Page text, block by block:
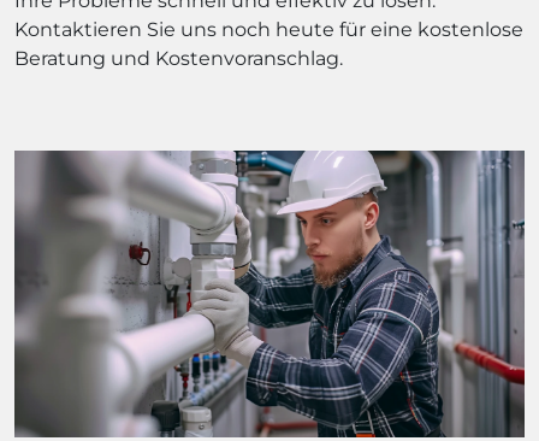
Kontaktieren Sie uns noch heute für eine kostenlose
Beratung und Kostenvoranschlag.